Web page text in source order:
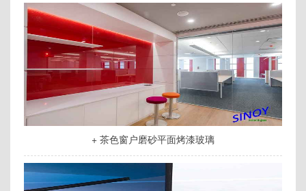
+ 茶色窗户磨砂平面烤漆玻璃